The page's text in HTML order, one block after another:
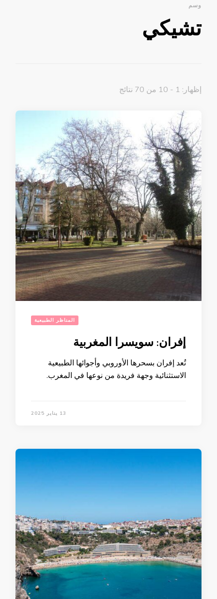
وسم
تشيكي
إظهار: 1 - 10 من 70 نتائج
المناظر الطبيعية
إفران: سويسرا المغربية
تُعد إفران بسحرها الأوروبي وأجوائها الطبيعية
الاستثنائية وجهة فريدة من نوعها في المغرب.
13 يناير 2025